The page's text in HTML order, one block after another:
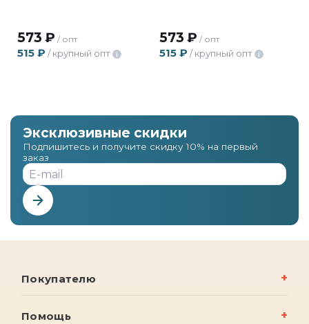
573 ₽ / опт
515 ₽ / крупный опт i
573 ₽ / опт
515 ₽ / крупный опт i
Эксклюзивные скидки
Подпишитесь и получите скидку 10% на первый
заказ
Покупателю
Помощь